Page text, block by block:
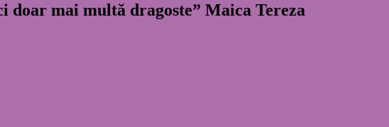
doar mai multă dragoste” Maica Tereza